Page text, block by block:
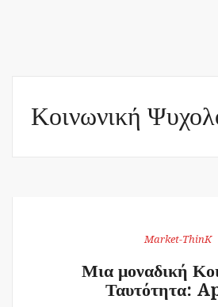
Κοινωνική
Market-ThinK
Μια μοναδική
Ταυτότητα: